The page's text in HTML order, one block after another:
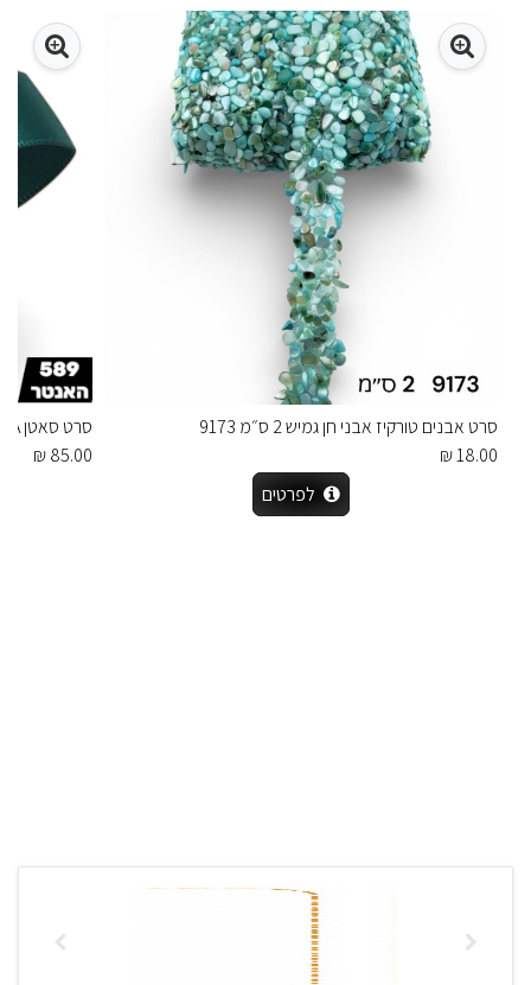
סרט אבנים טורקיז אבני חן גמיש 2 ס״מ 9173
18.00 ₪
לפרטים
סרט סאטן YAMA האנטר – ירוק צייד עמוק מאוד
85.00 ₪